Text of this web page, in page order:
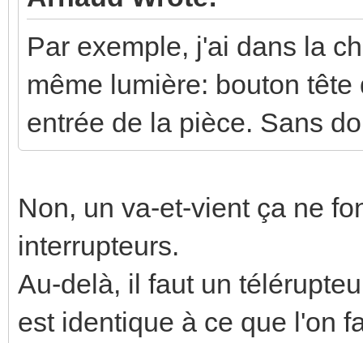
Par exemple, j'ai dans la
même lumière: bouton
entrée de la pièce. Sans
Non, un va-et-vient ça ne
interrupteurs.
Au-delà, il faut un
est identique à ce que l'on